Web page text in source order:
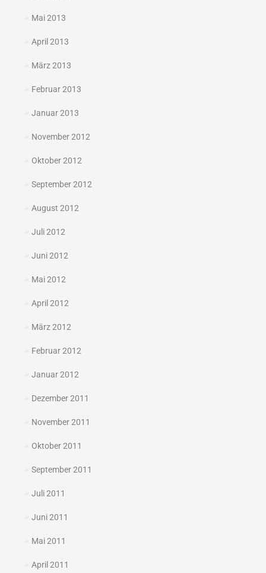
Mai 2013
April 2013
März 2013
Februar 2013
Januar 2013
November 2012
Oktober 2012
September 2012
August 2012
Juli 2012
Juni 2012
Mai 2012
April 2012
März 2012
Februar 2012
Januar 2012
Dezember 2011
November 2011
Oktober 2011
September 2011
Juli 2011
Juni 2011
Mai 2011
April 2011